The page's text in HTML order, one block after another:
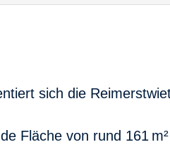
sich die
Fläche von rund 161